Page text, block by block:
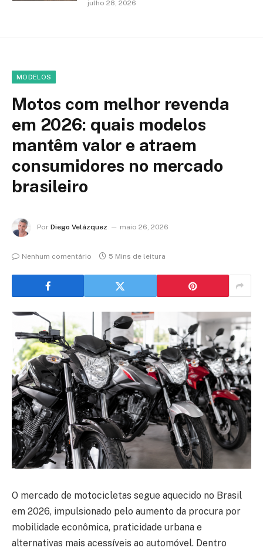
julho 28, 2026
MODELOS
Motos com melhor revenda
em 2026: quais modelos
mantêm valor e atraem
consumidores no mercado
brasileiro
Por Diego Velázquez maio 26, 2026
Nenhum comentário 5 Mins de leitura
O mercado de motocicletas segue aquecido no Brasil
em 2026, impulsionado pelo aumento da procura por
mobilidade econômica, praticidade urbana e
alternativas mais acessíveis ao automóvel. Dentro